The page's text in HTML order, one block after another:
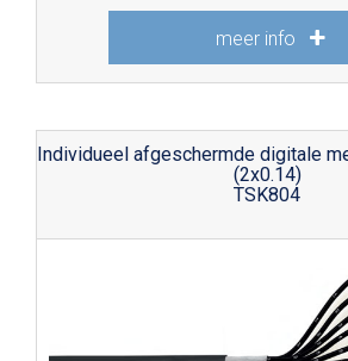
meer info
Individueel afgeschermde digitale
(2x0.14)
TSK804